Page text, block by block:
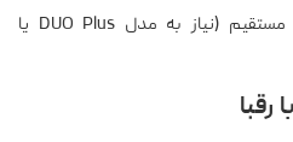
عدم وجود نسخهٔ USB-C مستقیم (نیاز به مدل DUO Plus یا